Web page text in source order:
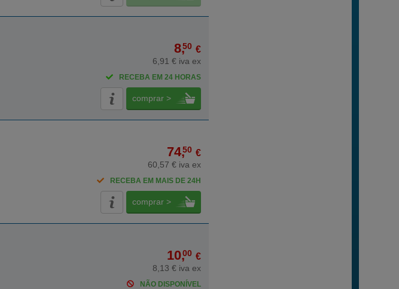
8,50 €
6,91 € iva ex
RECEBA EM 24 HORAS
comprar >
74,50 €
60,57 € iva ex
RECEBA EM MAIS DE 24H
comprar >
10,00 €
8,13 € iva ex
NÃO DISPONÍVEL